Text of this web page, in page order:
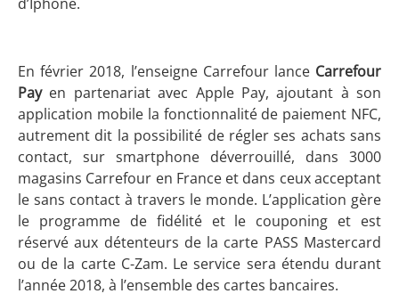
En février 2018, l’enseigne Carrefour lance Carrefour
Payen partenariat avec Apple Pay, ajoutant à son
application mobile la fonctionnalité de paiement NFC,
autrement dit la possibilité de régler ses achats sans
contact, sur smartphone déverrouillé, dans 3000
magasins Carrefour en France et dans ceux acceptant
le sans contact à travers le monde. L’application gère
le programme de fidélité et le couponing et est
réservé aux détenteurs de la carte PASS Mastercard
ou de la carte C-Zam. Le service sera étendu durant
l’année 2018, à l’ensemble des cartes bancaires.